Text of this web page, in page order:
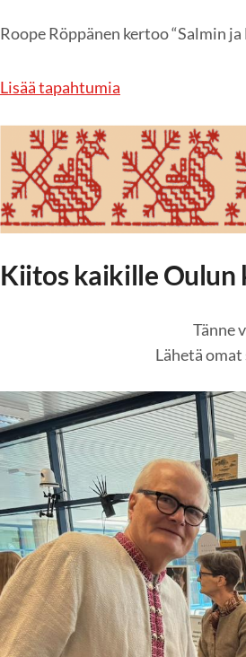
Roope Röppänen kertoo “Salmin
Lisää tapahtumia
Kiitos kaikille Oulun
Tänne
Lähetä